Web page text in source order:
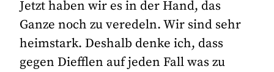
Jetzt haben wir es in der Hand, das
Ganze noch zu veredeln. Wir sind sehr
heimstark. Deshalb denke ich, dass
gegen Diefflen auf jeden Fall was zu